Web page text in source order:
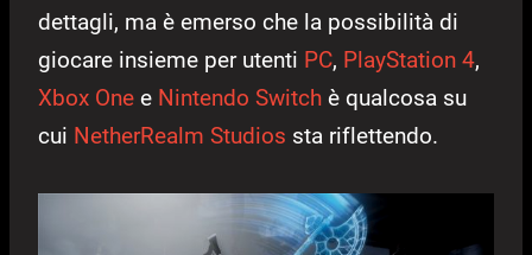
dettagli, ma è emerso che la possibilità di
giocare insieme per utenti PC, PlayStation 4,
Xbox One e Nintendo Switch è qualcosa su
cui NetherRealm Studios sta riflettendo.